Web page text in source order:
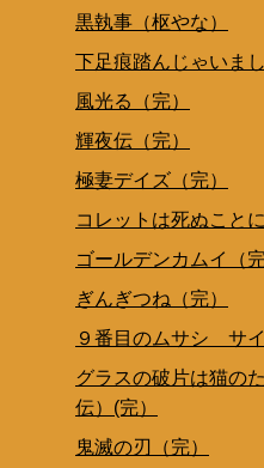
黒執事（枢やな）
下足痕踏んじゃいま
風光る（完）
輝夜伝（完）
極妻デイズ（完）
コレットは死ぬこと
ゴールデンカムイ（完
ぎんぎつね（完）
９番目のムサシ サ
グラスの破片は猫の
伝）(完）
鬼滅の刃（完）